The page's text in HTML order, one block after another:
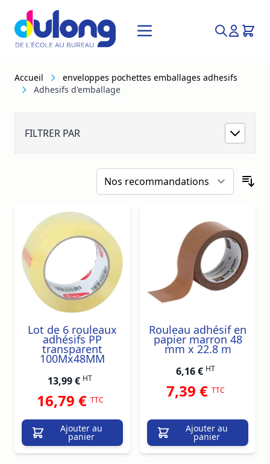
Allez au contenu
Rechercher
Accueil
enveloppes pochettes emballages adhesifs
Adhesifs d'emballage
Adhesifs d'emballage
FILTRER PAR
Lot de 6 rouleaux
adhésifs PP
transparent
100Mx48MM
13,99 € HT
16,79 € TTC
Ajouter au
panier
Rouleau adhésif en
papier marron 48
mm x 22.8 m
6,16 € HT
7,39 € TTC
Ajouter au
panier